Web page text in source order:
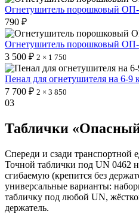
Огнетушитель порошковый
790 ₽
Огнетушитель порошковый
3 500 ₽ 2 × 1 750
Пенал для огнетушителя на 6-9
7 700 ₽ 2 × 3 850
03
Таблички «Опасный
Спереди и сзади
Точной таблички под UN 0462
сгибаемую (крепится без
универсальные варианты:
табличку под любой UN,
держатель.